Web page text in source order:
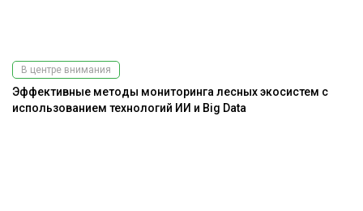
В центре внимания
Эффективные методы мониторинга лесных экосистем с
использованием технологий ИИ и Big Data